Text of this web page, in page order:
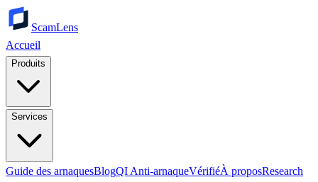
ScamLens
Accueil
Produits
Services
Guide des arnaquesBlogQI Anti-arnaqueVérifiéÀ proposResearch